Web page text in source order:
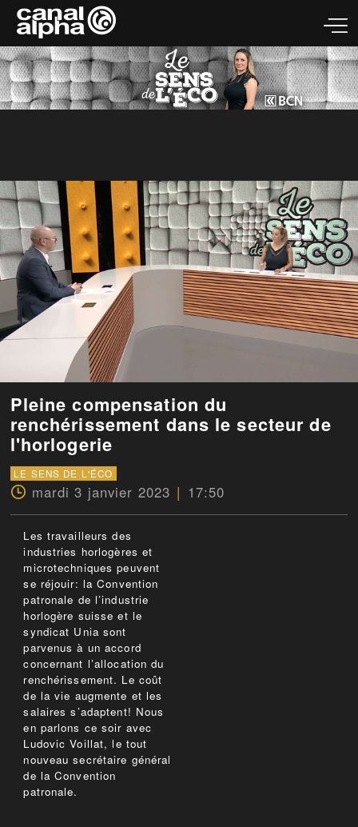
Pleine compensation du
renchérissement dans le secteur de
l'horlogerie
LE SENS DE L'ÉCO
mardi 3 janvier 2023 17:50
Les travailleurs des
industries horlogères et
microtechniques peuvent
se réjouir: la Convention
patronale de l’industrie
horlogère suisse et le
syndicat Unia sont
parvenus à un accord
concernant l’allocation du
renchérissement. Le coût
de la vie augmente et les
salaires s’adaptent! Nous
en parlons ce soir avec
Ludovic Voillat, le tout
nouveau secrétaire général
de la Convention
patronale.